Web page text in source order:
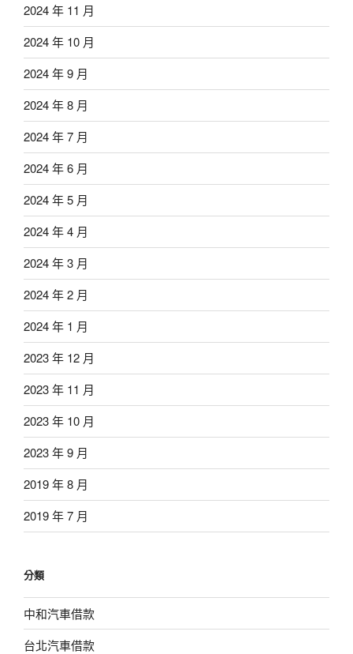
2024 年 11 月
2024 年 10 月
2024 年 9 月
2024 年 8 月
2024 年 7 月
2024 年 6 月
2024 年 5 月
2024 年 4 月
2024 年 3 月
2024 年 2 月
2024 年 1 月
2023 年 12 月
2023 年 11 月
2023 年 10 月
2023 年 9 月
2019 年 8 月
2019 年 7 月
分類
中和汽車借款
台北汽車借款